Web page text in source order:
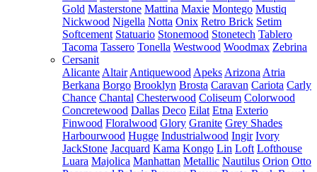
Gold Masterstone Mattina Maxie Montego Mustiq
Nickwood Nigella Notta Onix Retro Brick Setim
Softcement Statuario Stonemood Stonetech Tablero
Tacoma Tassero Tonella Westwood Woodmax Zebrina
Cersanit
Alicante Altair Antiquewood Apeks Arizona Atria
Berkana Borgo Brooklyn Brosta Caravan Cariota Carly
Chance Chantal Chesterwood Coliseum Colorwood
Concretewood Dallas Deco Eilat Etna Exterio
Finwood Floralwood Glory Granite Grey Shades
Harbourwood Hugge Industrialwood Ingir Ivory
JackStone Jacquard Kama Kongo Lin Loft Lofthouse
Luara Majolica Manhattan Metallic Nautilus Orion Otto